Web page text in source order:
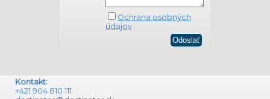
Ochrana osobných
údajov
Kontakt:
+421 904 810 111